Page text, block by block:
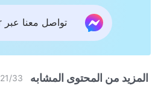
تواصل معنا عبر Messenger
المزيد من المحتوى المشابه 21/33